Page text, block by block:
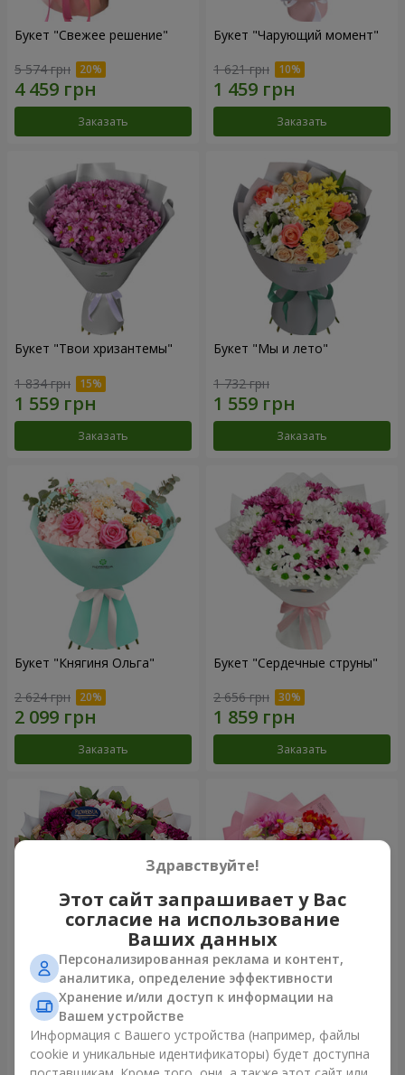
Букет "Свежее решение"
5 574 грн
Заказать
Букет "Чарующий момент"
1 621 грн
Заказать
Букет "Твои хризантемы"
1 834 грн
Заказать
Букет "Мы и лето"
1 732 грн
Заказать
Букет "Княгиня Ольга"
2 624 грн
Заказать
Букет "Сердечные струны"
2 656 грн
Заказать
Букет "Все для тебя...!"
6 199 грн
Заказать
Букет "Нежная любовь"
Заказать
Здравствуйте!
Этот сайт запрашивает у Вас
согласие на использование
Ваших данных
Персонализированная реклама и контент,
аналитика, определение эффективности
Хранение и/или доступ к информации на
Вашем устройстве
Информация с Вашего устройства (например, файлы
cookie и уникальные идентификаторы) будет доступна